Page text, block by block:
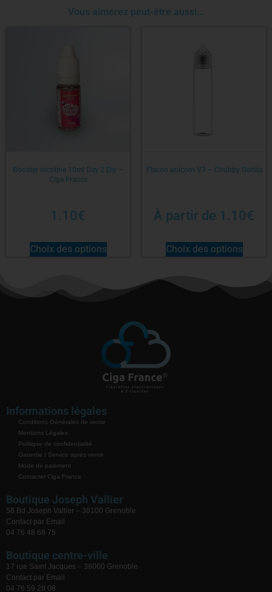
Vous aimerez peut-être aussi…
Booster nicotine 10ml Day 2 Diy –
Ciga France
1.10€
Choix des options
Flacon unicorn V3 – Chubby Gorilla
À partir de 1.10€
Choix des options
Informations légales
Conditions Générales de vente
Mentions Légales
Politique de confidentialité
Garantie / Service après vente
Mode de paiement
Contacter Ciga France
Boutique Joseph Vallier
58 Bd Joseph Vallier – 38100 Grenoble
Contact par Email
04 76 48 68 75
Boutique centre-ville
17 rue Saint Jacques – 38000 Grenoble
Contact par Email
04 76 59 28 08